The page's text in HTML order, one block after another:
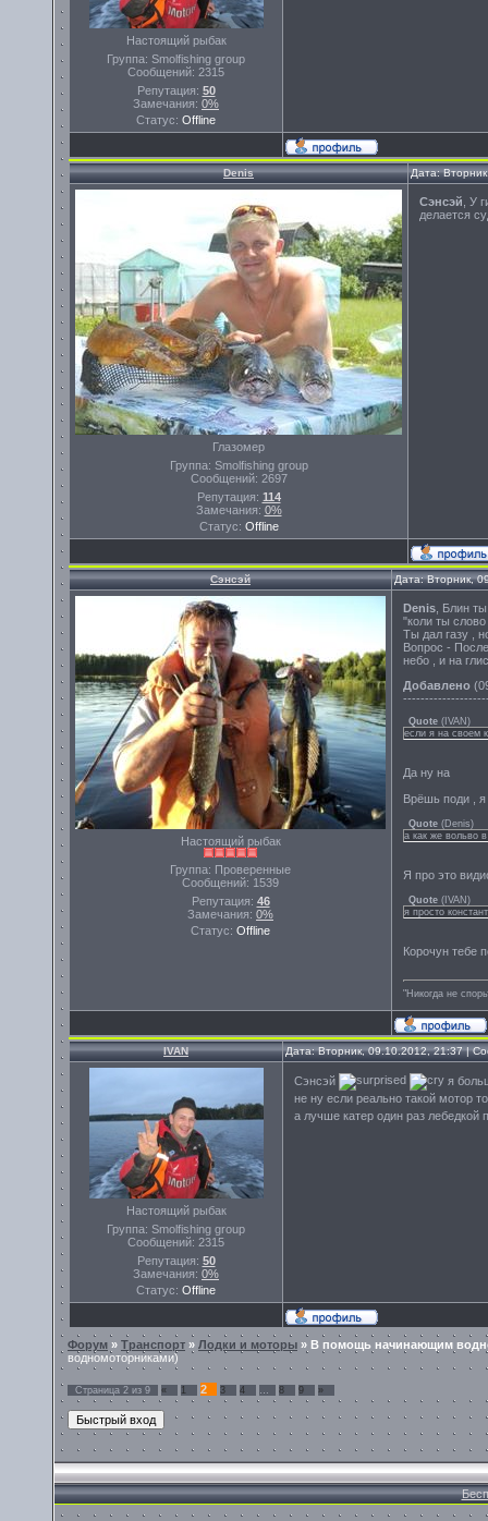
Настоящий рыбак
Группа: Smolfishing group
Сообщений: 2315
Репутация: 50
Замечания: 0%
Статус: Offline
Denis Дата:
Глазомер
Группа: Smolfishing group
Сообщений: 2697
Репутация: 114
Замечания: 0%
Статус: Offline
Сэнсэй , У
делается
Сэнсэй Дата: Вторник,
Настоящий рыбак
Группа: Проверенные
Сообщений: 1539
Репутация: 46
Замечания: 0%
Статус: Offline
Denis , Блин
"коли ты
Ты дал газу ,
Вопрос -
небо , и на
Добавлено
Quote ( IVAN )
если я на своем
Да ну на
Врёшь поди , я
Quote (Denis)
а как же вольво
Я про это
Quote ( IVAN )
я просто
Корочун тебе
"Никогда не
IVAN Дата: Вторник, 09.10.2012, 21:37 |
Настоящий рыбак
Группа: Smolfishing group
Сообщений: 2315
Репутация: 50
Замечания: 0%
Статус: Offline
Сэнсэй
я
не ну если реально такой мотор
а лучше катер один раз лебедкой
Форум » Транспорт » Лодки и моторы » В помощь начинающим
водномоторниками)
Страница 2 из 9 « 1 2 3 4 … 8 9 »